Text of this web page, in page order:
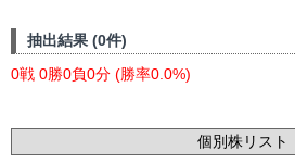
抽出結果 (0件)
0戦 0勝0負0分 (勝率0.0%)
個別株リスト